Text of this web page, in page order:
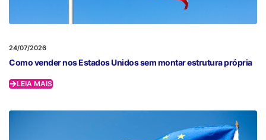
24/07/2026
Como vender nos Estados Unidos sem montar estrutura própria
LEIA MAIS